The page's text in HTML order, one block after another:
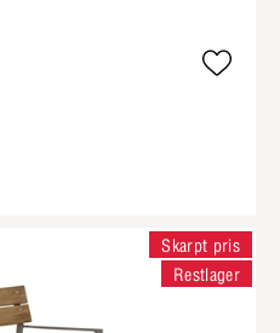
Skarpt pris
Restlager